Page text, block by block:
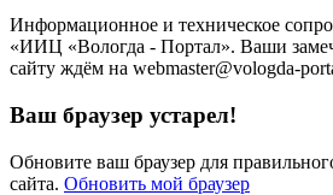
Информационное и техническое
«ИИЦ «Вологда - Портал». Ваши
сайту ждём на webmaster@vologda-
Ваш браузер устарел!
Обновите ваш браузер для
сайта. Обновить мой браузер